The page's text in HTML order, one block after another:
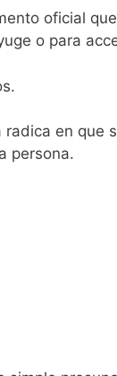
oficial
o para
en que
persona.